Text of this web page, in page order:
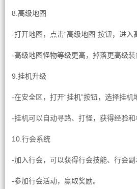
8.高级地图
-打开地图，点击“高级地图”按钮，进入
-高级地图怪物等级更高，掉落更高级装
9.挂机升级
-在安全区，打开“挂机”按钮，选择挂机
-挂机可以自动寻路、打怪，获得经验和
10.行会系统
-加入行会，可以获得行会技能、行会副
-参加行会活动，赢取奖励。